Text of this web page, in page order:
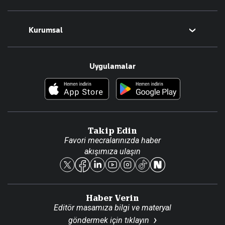
Magazin
Teknoloji
Resmî Ilanlar
Foto Haber
Kurumsal
Hakkımızda
Künye
Reklam Ver
Uygulamalar
Takip Edin
Favori mecralarınızda haber
akışımıza ulaşın
Haber Verin
Editör masamıza bilgi ve materyal
göndermek için tıklayın